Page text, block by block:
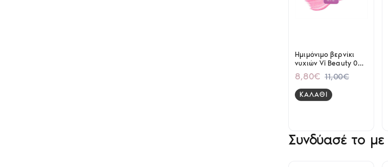
Ημιμόνιμο βερνίκι
νυχιών Vi Beauty 08
Pink Dreamy Rubber
Base 15ml
8,80€ 11,00€
ΚΑΛΑΘΙ
Συνδύασέ το με